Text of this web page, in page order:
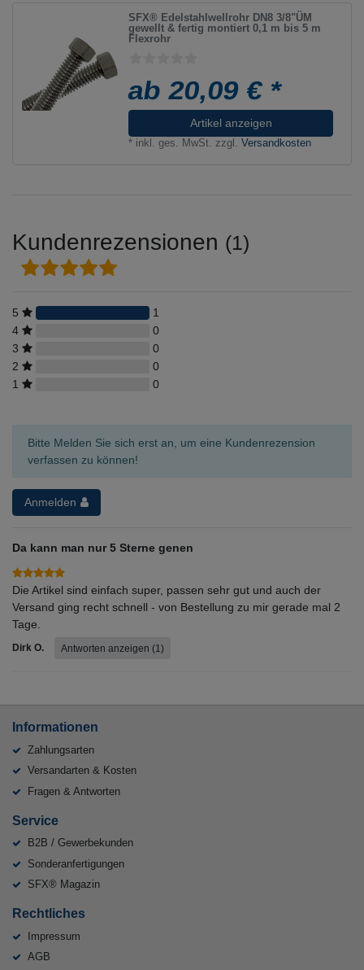
SFX® Edelstahlwellrohr DN8 3/8"ÜM
gewellt & fertig montiert 0,1 m bis 5 m
Flexrohr
ab 20,09 € *
Artikel anzeigen
* inkl. ges. MwSt. zzgl.Versandkosten
Kundenrezensionen (1)
5
1
4
0
3
0
2
0
1
0
Bitte Melden Sie sich erst an, um eine Kundenrezension
verfassen zu können!
Anmelden
Da kann man nur 5 Sterne genen
Die Artikel sind einfach super, passen sehr gut und auch der
Versand ging recht schnell - von Bestellung zu mir gerade mal 2
Tage.
Dirk O. Antworten anzeigen (1)
Informationen
Zahlungsarten
Versandarten & Kosten
Fragen & Antworten
Service
B2B / Gewerbekunden
Sonderanfertigungen
SFX® Magazin
Rechtliches
Impressum
AGB